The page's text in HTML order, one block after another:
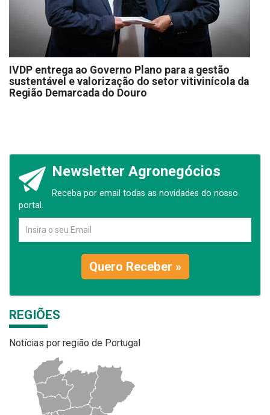
IVDP entrega ao Governo Plano para a gestão
sustentável e valorização do setor vitivinícola da
Região Demarcada do Douro
Newsletter Agronegócios
Receba por email todas as novidades do nosso
portal.
Quero Receber »
REGIÕES
Notícias por região de Portugal